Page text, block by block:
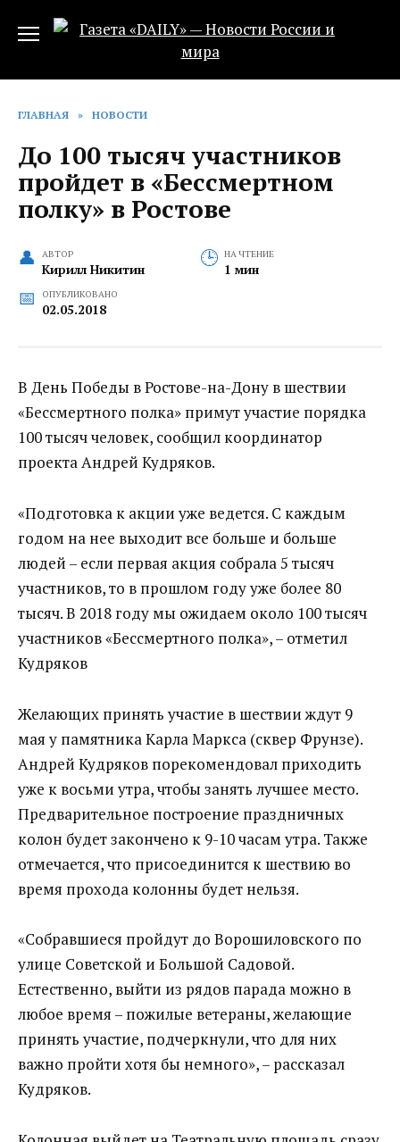
ГЛАВНАЯ » НОВОСТИ
До 100 тысяч участников
пройдет в «Бессмертном
полку» в Ростове
АВТОР
Кирилл Никитин
НА ЧТЕНИЕ
1 мин
ОПУБЛИКОВАНО
02.05.2018
В День Победы в Ростове-на-Дону в шествии
«Бессмертного полка» примут участие порядка
100 тысяч человек, сообщил координатор
проекта Андрей Кудряков.
«Подготовка к акции уже ведется. С каждым
годом на нее выходит все больше и больше
людей – если первая акция собрала 5 тысяч
участников, то в прошлом году уже более 80
тысяч. В 2018 году мы ожидаем около 100 тысяч
участников «Бессмертного полка», – отметил
Кудряков
Желающих принять участие в шествии ждут 9
мая у памятника Карла Маркса (сквер Фрунзе).
Андрей Кудряков порекомендовал приходить
уже к восьми утра, чтобы занять лучшее место.
Предварительное построение праздничных
колон будет закончено к 9-10 часам утра. Также
отмечается, что присоединится к шествию во
время прохода колонны будет нельзя.
«Собравшиеся пройдут до Ворошиловского по
улице Советской и Большой Садовой.
Естественно, выйти из рядов парада можно в
любое время – пожилые ветераны, желающие
принять участие, подчеркнули, что для них
важно пройти хотя бы немного», – рассказал
Кудряков.